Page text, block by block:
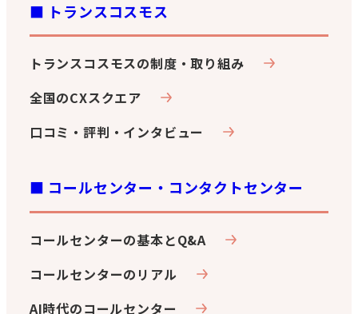
■ トランスコスモス
トランスコスモスの制度・取り組み
全国のCXスクエア
口コミ・評判・インタビュー
■ コールセンター・コンタクトセンター
コールセンターの基本とQ&A
コールセンターのリアル
AI時代のコールセンター